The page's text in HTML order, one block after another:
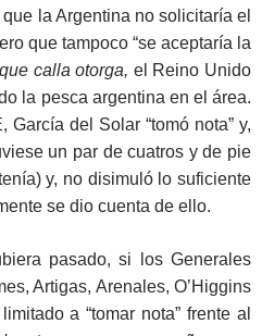
la Argentina no solicitaría el
que tampoco “se aceptaría la
calla otorga, el Reino Unido
la pesca argentina en el área.
García del Solar “tomó nota” y,
un par de cuatros y de pie
y, no disimuló lo suficiente
se dio cuenta de ello.
pasado, si los Generales
Artigas, Arenales, O’Higgins
a “tomar nota” frente al